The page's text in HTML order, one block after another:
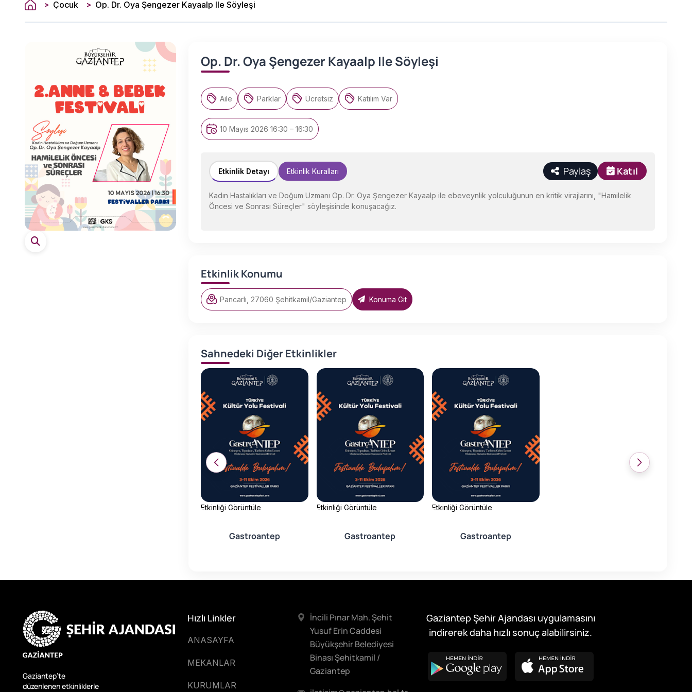
> Çocuk > Op. Dr. Oya Şengezer Kayaalp Ile Söyleşi
Op. Dr. Oya Şengezer Kayaalp Ile Söyleşi
Aile Parklar Ücretsiz Katılım Var
10 Mayıs 2026 16:30 – 16:30
Etkinlik Detayı Etkinlik Kuralları Paylaş Katıl
Kadın Hastalıkları ve Doğum Uzmanı Op. Dr. Oya Şengezer Kayaalp ile ebeveynlik yolculuğunun en kritik virajlarını, "Hamilelik
Öncesi ve Sonrası Süreçler" söyleşisinde konuşacağız.
Etkinlik Konumu
Pancarlı, 27060 Şehitkamil/Gaziantep Konuma Git
Sahnedeki Diğer Etkinlikler
Etkinliği Görüntüle
Gastroantep
Etkinliği Görüntüle
Gastroantep
Etkinliği Görüntüle
Gastroantep
Gaziantep’te
düzenlenen etkinliklerle
Hızlı Linkler
ANASAYFA
MEKANLAR
KURUMLAR
İncili Pınar Mah. Şehit
Yusuf Erin Caddesi
Büyükşehir Belediyesi
Binası Şehitkamil /
Gaziantep
Gaziantep Şehir Ajandası uygulamasını
indirerek daha hızlı sonuç alabilirsiniz.